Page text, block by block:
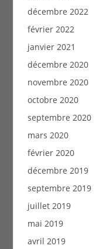
décembre 2022
février 2022
janvier 2021
décembre 2020
novembre 2020
octobre 2020
septembre 2020
mars 2020
février 2020
décembre 2019
septembre 2019
juillet 2019
mai 2019
avril 2019